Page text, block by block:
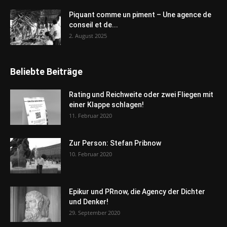
Piquant comme un piment – Une agence de
conseil et de...
2. August 2025
Beliebte Beiträge
Rating und Reichweite oder zwei Fliegen mit
einer Klappe schlagen!
11. Februar 2020
Zur Person: Stefan Pribnow
10. Februar 2020
Epikur und PRnow, die Agency der Dichter
und Denker!
29. September 2020